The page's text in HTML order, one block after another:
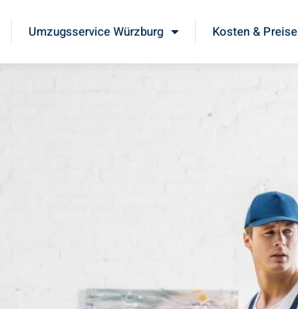
Umzugsservice Würzburg Kosten & Preise